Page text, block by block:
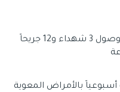
1203 منذ وقف النار.. وصول 3 شهداء و12 جريحاً
أسبوعياً بالأمراض المعوية